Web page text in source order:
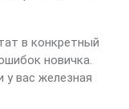
в конкретный
новичка.
у вас железная